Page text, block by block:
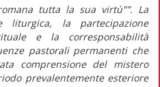
tutta la sua virtù"”. La
liturgica, la partecipazione
e la corresponsabilità
pastorali permanenti che
comprensione del mistero
prevalentemente esteriore